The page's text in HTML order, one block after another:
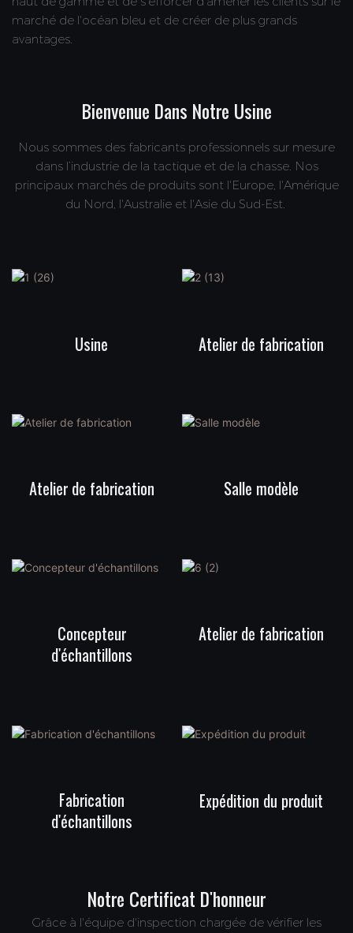
marché de l'océan bleu et de créer de plus grands
avantages.
Bienvenue Dans Notre Usine
Nous sommes des fabricants professionnels sur mesure
dans l’industrie de la tactique et de la chasse. Nos
principaux marchés de produits sont l'Europe, l'Amérique
du Nord, l'Australie et l'Asie du Sud-Est.
Usine Atelier de fabrication
Atelier de fabrication Salle modèle
Concepteur
d'échantillons
Atelier de fabrication
Fabrication
d'échantillons
Expédition du produit
Notre Certificat D'honneur
Grâce à l'équipe d'inspection chargée de vérifier les